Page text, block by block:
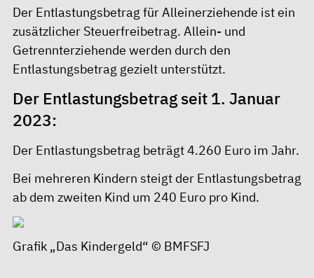
Der Entlastungsbetrag für Alleinerziehende ist ein
zusätzlicher Steuerfreibetrag. Allein- und
Getrennterziehende werden durch den
Entlastungsbetrag gezielt unterstützt.
Der Entlastungsbetrag seit 1. Januar
2023:
Der Entlastungsbetrag beträgt 4.260 Euro im Jahr.
Bei mehreren Kindern steigt der Entlastungsbetrag
ab dem zweiten Kind um 240 Euro pro Kind.
Grafik „Das Kindergeld“ © BMFSFJ